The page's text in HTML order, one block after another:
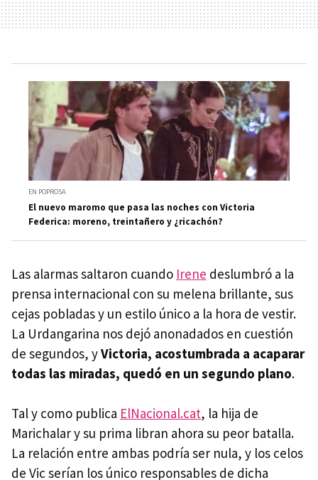
EN POPROSA
El nuevo maromo que pasa las noches con Victoria
Federica: moreno, treintañero y ¿ricachón?
Las alarmas saltaron cuando Irene deslumbró a la
prensa internacional con su melena brillante, sus
cejas pobladas y un estilo único a la hora de vestir.
La Urdangarina nos dejó anonadados en cuestión
de segundos, yVictoria, acostumbrada a acaparar
todas las miradas, quedó en un segundo plano.
Tal y como publica ElNacional.cat, la hija de
Marichalar y su prima libran ahora su peor batalla.
La relación entre ambas podría ser nula, y los celos
de Vic serían los único responsables de dicha